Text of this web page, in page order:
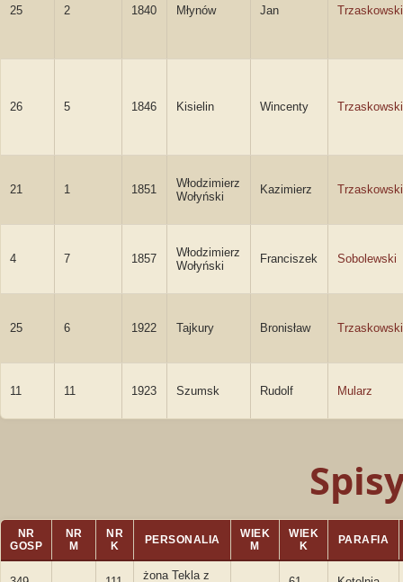
25 2 1840 Młynów Jan Trzaskowski
26 5 1846 Kisielin Wincenty Trzaskowski
21 1 1851
Włodzimierz
Wołyński
Kazimierz Trzaskowski
4 7 1857
Włodzimierz
Wołyński
Franciszek Sobolewski
25 6 1922 Tajkury Bronisław Trzaskowski
11 11 1923 Szumsk Rudolf Mularz
NR
GOSP
NR
M
NR
K
PERSONALIA
WIEK
M
WIEK
K
PARAFIA
żona Tekla z